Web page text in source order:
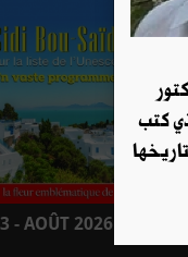
- AOÛT 2026 : EN
كتب